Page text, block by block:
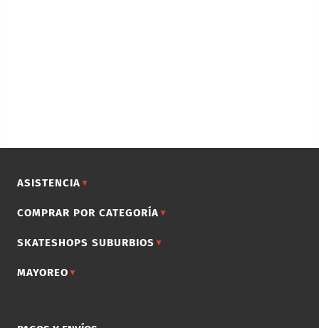
ASISTENCIA ▼
COMPRAR POR CATEGORÍA ▼
SKATESHOPS SUBURBIOS ▼
MAYOREO ▼